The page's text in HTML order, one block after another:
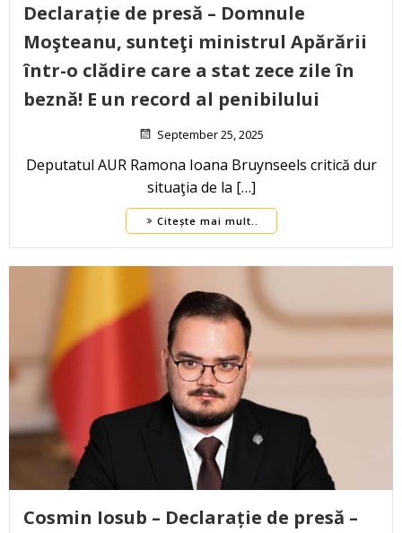
Declarație de presă – Domnule
Moşteanu, sunteţi ministrul Apărării
într-o clădire care a stat zece zile în
beznă! E un record al penibilului
September 25, 2025
Deputatul AUR Ramona Ioana Bruynseels critică dur
situaţia de la […]
Citește mai mult..
Cosmin Iosub – Declarație de presă –